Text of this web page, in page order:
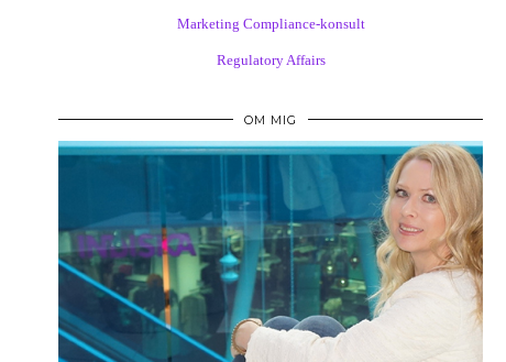
Marketing Compliance-konsult
Regulatory Affairs
OM MIG